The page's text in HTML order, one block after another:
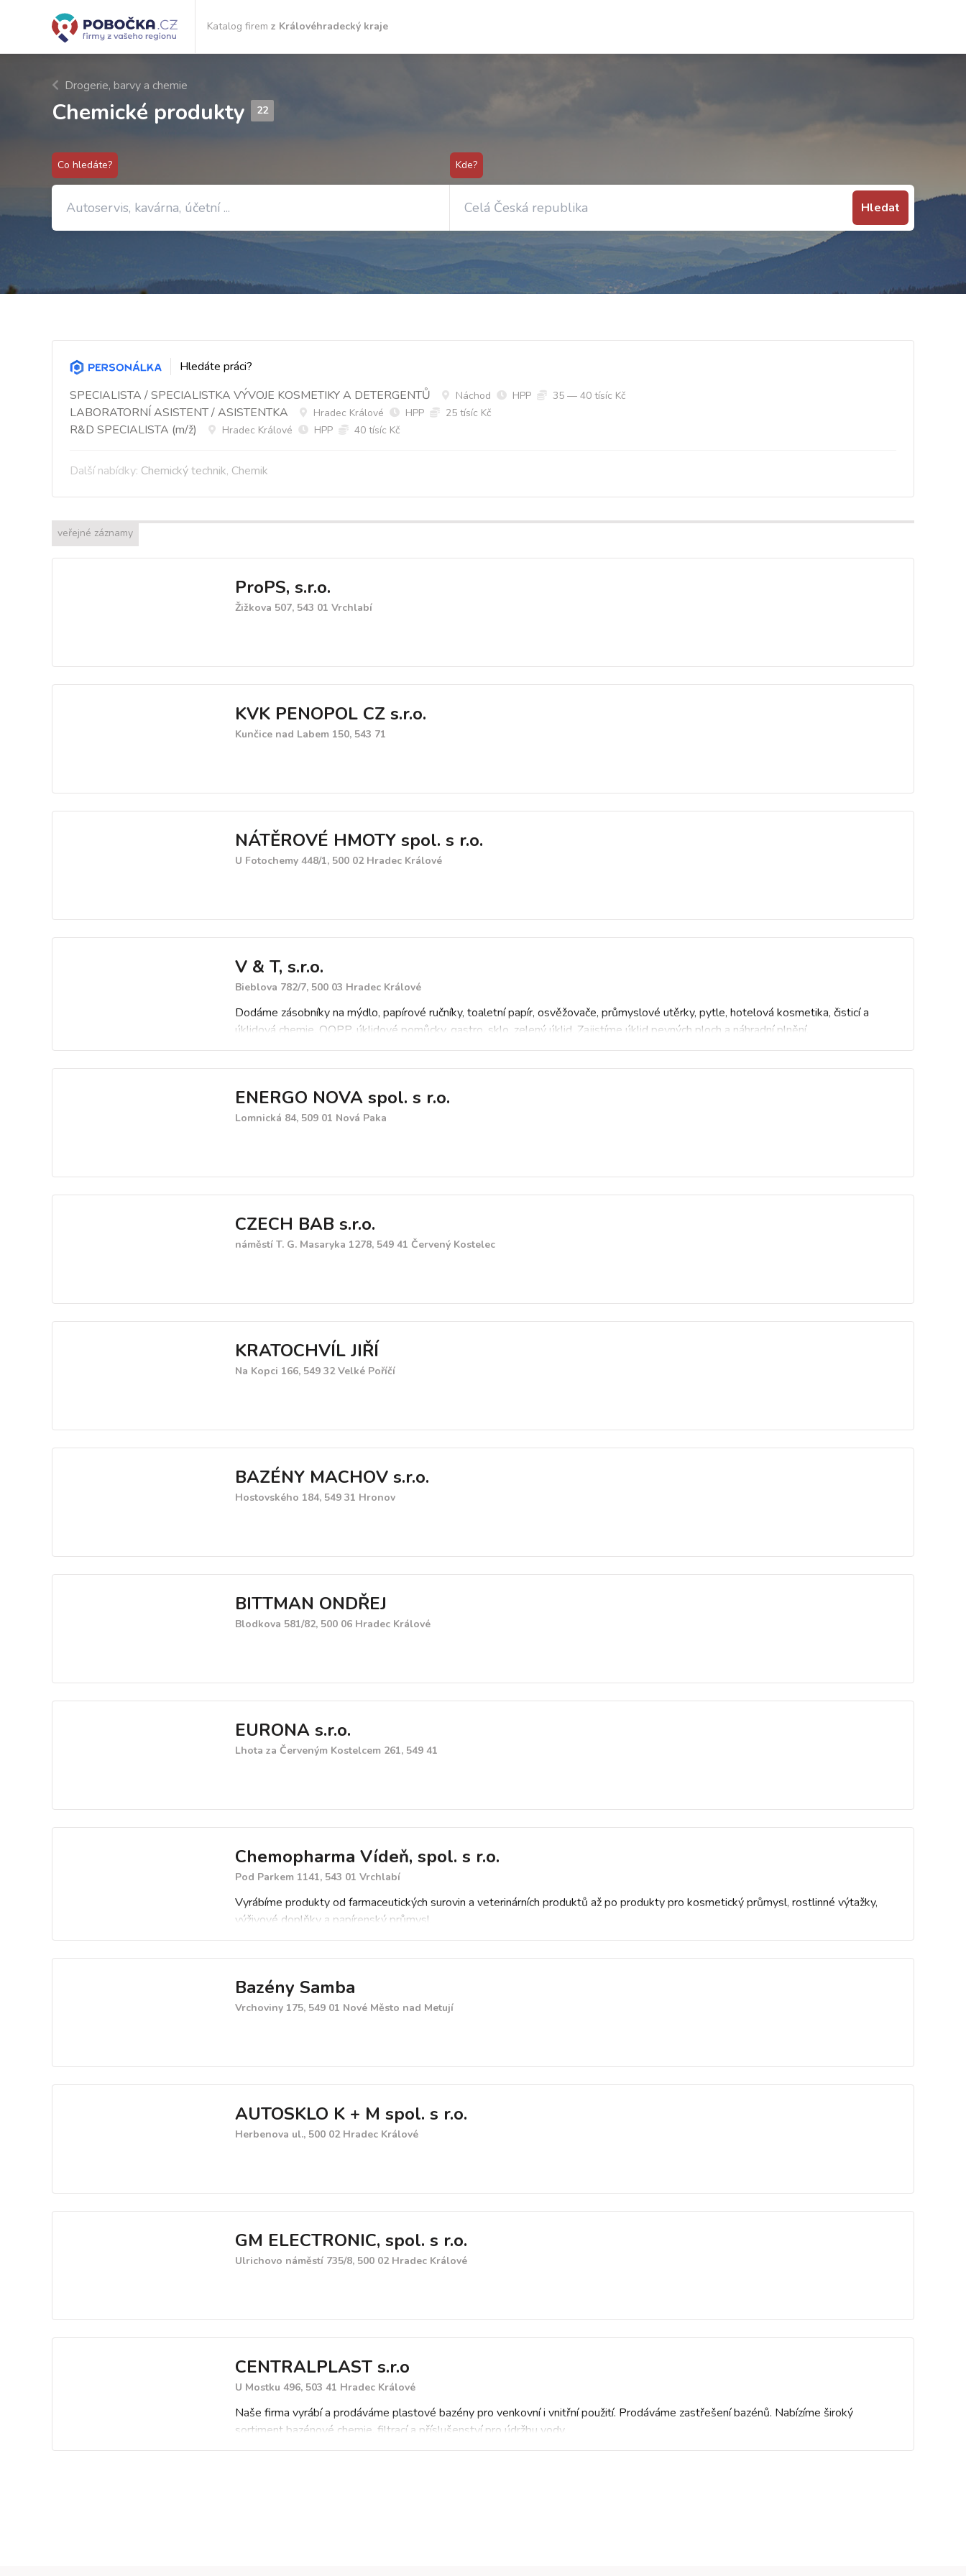
Katalog firem z Královéhradecký kraje
Drogerie, barvy a chemie
Chemické produkty 22
Co hledáte? Kde?
Hledat
Hledáte práci?
SPECIALISTA / SPECIALISTKA VÝVOJE KOSMETIKY A DETERGENTŮ
Náchod HPP 35 — 40 tísíc Kč
LABORATORNÍ ASISTENT / ASISTENTKA Hradec Králové HPP 25 tísíc Kč
R&D SPECIALISTA (m/ž) Hradec Králové HPP 40 tísíc Kč
Další nabídky: Chemický technik, Chemik
veřejné záznamy
ProPS, s.r.o.
Žižkova 507, 543 01 Vrchlabí
KVK PENOPOL CZ s.r.o.
Kunčice nad Labem 150, 543 71
NÁTĚROVÉ HMOTY spol. s r.o.
U Fotochemy 448/1, 500 02 Hradec Králové
V & T, s.r.o.
Bieblova 782/7, 500 03 Hradec Králové
Dodáme zásobníky na mýdlo, papírové ručníky, toaletní papír, osvěžovače, průmyslové utěrky, pytle, hotelová kosmetika, čisticí a
úklidová chemie, OOPP, úklidové pomůcky, gastro, sklo, zelený úklid. Zajistíme úklid pevných ploch a náhradní plnění.
ENERGO NOVA spol. s r.o.
Lomnická 84, 509 01 Nová Paka
CZECH BAB s.r.o.
náměstí T. G. Masaryka 1278, 549 41 Červený Kostelec
KRATOCHVÍL JIŘÍ
Na Kopci 166, 549 32 Velké Poříčí
BAZÉNY MACHOV s.r.o.
Hostovského 184, 549 31 Hronov
BITTMAN ONDŘEJ
Blodkova 581/82, 500 06 Hradec Králové
EURONA s.r.o.
Lhota za Červeným Kostelcem 261, 549 41
Chemopharma Vídeň, spol. s r.o.
Pod Parkem 1141, 543 01 Vrchlabí
Vyrábíme produkty od farmaceutických surovin a veterinárních produktů až po produkty pro kosmetický průmysl, rostlinné výtažky,
výživové doplňky a papírenský průmysl.
Bazény Samba
Vrchoviny 175, 549 01 Nové Město nad Metují
AUTOSKLO K + M spol. s r.o.
Herbenova ul., 500 02 Hradec Králové
GM ELECTRONIC, spol. s r.o.
Ulrichovo náměstí 735/8, 500 02 Hradec Králové
CENTRALPLAST s.r.o
U Mostku 496, 503 41 Hradec Králové
Naše firma vyrábí a prodáváme plastové bazény pro venkovní i vnitřní použití. Prodáváme zastřešení bazénů. Nabízíme široký
sortiment bazénové chemie, filtrací a příslušenství pro údržbu vody.